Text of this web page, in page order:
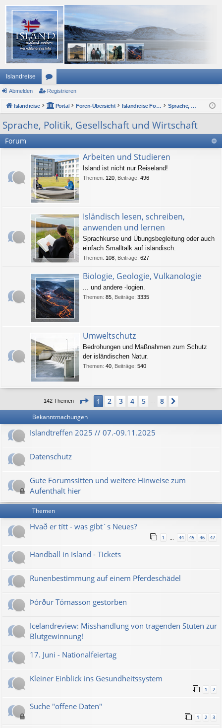
Islandreise
or
en
Abmelden Registrieren
Islandreise Portal Foren-Übersicht Islandreise Forum Sprache, Politik, Gesellschaft und Wirtschaft
Sprache, Politik, Gesellschaft und Wirtschaft
Forum
Arbeiten und Studieren
Island ist nicht nur Reiseland!
Themen: 120 Beiträge: 496
Isländisch lesen, schreiben,
anwenden und lernen
Sprachkurse und Übungsbegleitung oder auch
einfach Smalltalk auf isländisch.
Themen: 108 Beiträge: 627
Biologie, Geologie, Vulkanologie
... und andere -logien.
Themen: 85 Beiträge: 3335
Umweltschutz
Bedrohungen und Maßnahmen zum Schutz
der isländischen Natur.
Themen: 40 Beiträge: 540
142 Themen Seite 1 von 8
1 2 3 4 5 8
Bekanntmachungen
Islandtreffen 2025 // 07.-09.11.2025
Datenschutz
Gute Forumssitten und weitere Hinweise zum
Aufenthalt hier
Themen
Hvað er títt - was gibt´s Neues?
1 44 45 46 47
Handball in Island - Tickets
Runenbestimmung auf einem Pferdeschädel
Þórður Tómasson gestorben
Icelandreview: Misshandlung von tragenden Stuten zur
Blutgewinnung!
17. Juni - Nationalfeiertag
Kleiner Einblick ins Gesundheitssystem
1 2
Suche "offene Daten"
1 2 3